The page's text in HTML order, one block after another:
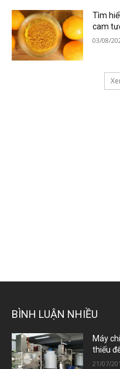
Tìm
cam
03/08/
BÌNH LUẬN NHIỀU
Máy
thiếu
21/07/